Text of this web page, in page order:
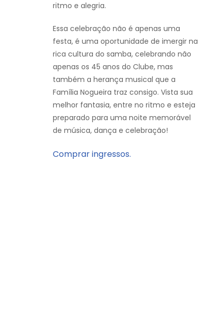
ritmo e alegria.
Essa celebração não é apenas uma
festa, é uma oportunidade de imergir na
rica cultura do samba, celebrando não
apenas os 45 anos do Clube, mas
também a herança musical que a
Família Nogueira traz consigo. Vista sua
melhor fantasia, entre no ritmo e esteja
preparado para uma noite memorável
de música, dança e celebração!
Comprar ingressos.